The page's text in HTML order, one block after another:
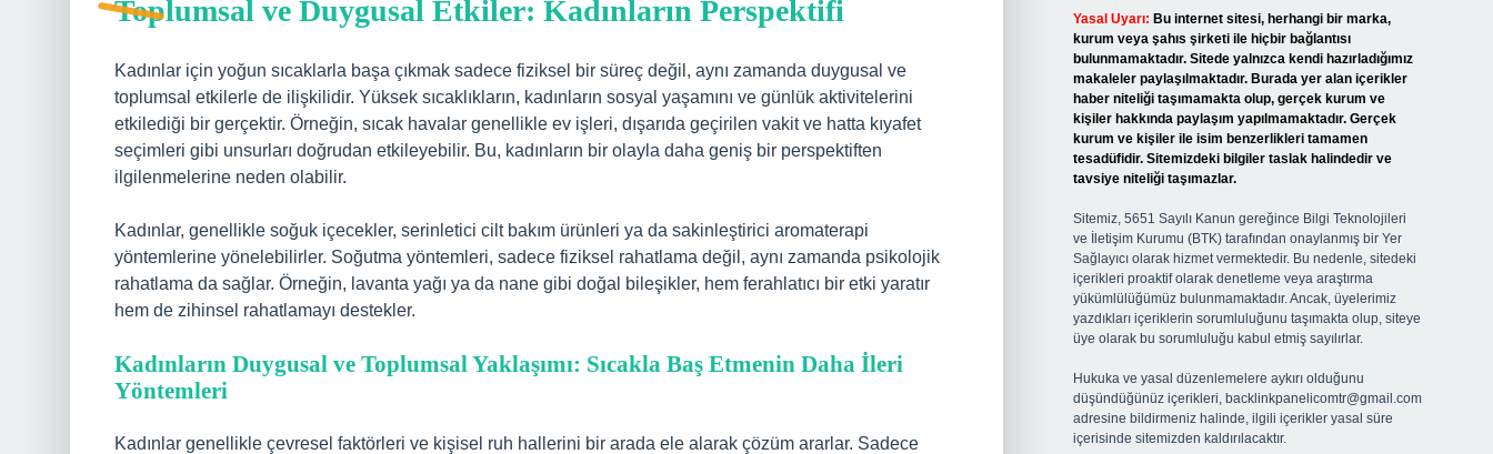
Toplumsal ve Duygusal Etkiler: Kadınların Perspektifi
Kadınlar için yoğun sıcaklarla başa çıkmak sadece fiziksel bir süreç değil, aynı zamanda duygusal ve
toplumsal etkilerle de ilişkilidir. Yüksek sıcaklıkların, kadınların sosyal yaşamını ve günlük aktivitelerini
etkilediği bir gerçektir. Örneğin, sıcak havalar genellikle ev işleri, dışarıda geçirilen vakit ve hatta kıyafet
seçimleri gibi unsurları doğrudan etkileyebilir. Bu, kadınların bir olayla daha geniş bir perspektiften
ilgilenmelerine neden olabilir.
Kadınlar, genellikle soğuk içecekler, serinletici cilt bakım ürünleri ya da sakinleştirici aromaterapi
yöntemlerine yönelebilirler. Soğutma yöntemleri, sadece fiziksel rahatlama değil, aynı zamanda psikolojik
rahatlama da sağlar. Örneğin, lavanta yağı ya da nane gibi doğal bileşikler, hem ferahlatıcı bir etki yaratır
hem de zihinsel rahatlamayı destekler.
Kadınların Duygusal ve Toplumsal Yaklaşımı: Sıcakla Baş Etmenin Daha İleri
Yöntemleri
Kadınlar genellikle çevresel faktörleri ve kişisel ruh hallerini bir arada ele alarak çözüm ararlar. Sadece
Yasal Uyarı: Bu internet sitesi, herhangi bir marka,
kurum veya şahıs şirketi ile hiçbir bağlantısı
bulunmamaktadır. Sitede yalnızca kendi hazırladığımız
makaleler paylaşılmaktadır. Burada yer alan içerikler
haber niteliği taşımamakta olup, gerçek kurum ve
kişiler hakkında paylaşım yapılmamaktadır. Gerçek
kurum ve kişiler ile isim benzerlikleri tamamen
tesadüfidir. Sitemizdeki bilgiler taslak halindedir ve
tavsiye niteliği taşımazlar.
Sitemiz, 5651 Sayılı Kanun gereğince Bilgi Teknolojileri
ve İletişim Kurumu (BTK) tarafından onaylanmış bir Yer
Sağlayıcı olarak hizmet vermektedir. Bu nedenle, sitedeki
içerikleri proaktif olarak denetleme veya araştırma
yükümlülüğümüz bulunmamaktadır. Ancak, üyelerimiz
yazdıkları içeriklerin sorumluluğunu taşımakta olup, siteye
üye olarak bu sorumluluğu kabul etmiş sayılırlar.
Hukuka ve yasal düzenlemelere aykırı olduğunu
düşündüğünüz içerikleri, backlinkpanelicomtr@gmail.com
adresine bildirmeniz halinde, ilgili içerikler yasal süre
içerisinde sitemizden kaldırılacaktır.